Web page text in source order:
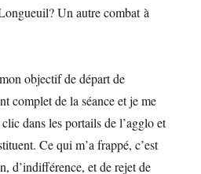
Un autre combat à
objectif de départ de
complet de la séance et je me
dans les portails de l’agglo et
Ce qui m’a frappé, c’est
d’indifférence, et de rejet de